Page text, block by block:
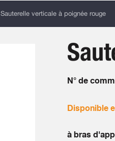
Sauterelle verticale à poignée rouge
N° de
Disponible
à bras